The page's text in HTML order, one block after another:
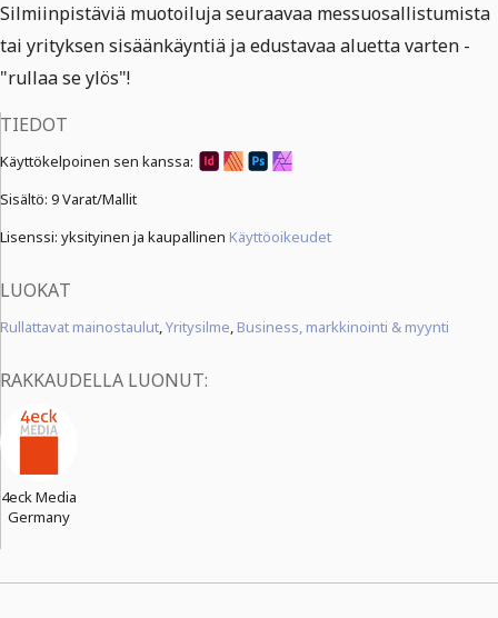
Silmiinpistäviä muotoiluja seuraavaa messuosallistumista
tai yrityksen sisäänkäyntiä ja edustavaa aluetta varten -
"rullaa se ylös"!
TIEDOT
Käyttökelpoinen sen kanssa:
Sisältö: 9 Varat/Mallit
Lisenssi: yksityinen ja kaupallinen Käyttöoikeudet
LUOKAT
Rullattavat mainostaulut,Yritysilme, Business, markkinointi & myynti
RAKKAUDELLA LUONUT:
4eck Media
Germany